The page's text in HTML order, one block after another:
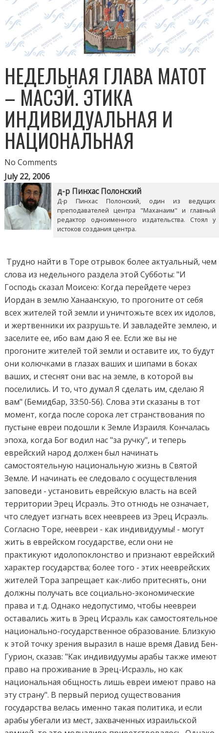
НЕДЕЛЬНАЯ ГЛАВА МАТОТ
– МАСЭЙ. ЭТИКА
ИНДИВИДУАЛЬНАЯ И
НАЦИОНАЛЬНАЯ
No Comments
July 22, 2006
д-р Пинхас Полонский
Д-р Пинхас Полонский, один из ведущих
преподавателей центра "Маханаим" и главный
редактор одноименного издательства. Стоял у
истоков создания центра.
Трудно найти в Торе отрывок более актуальный, чем
слова из недельного раздела этой Субботы: "И
Господь сказал Моисею: Когда перейдете через
Иордан в землю Ханаанскую, то прогоните от себя
всех жителей той земли и уничтожьте всех их идолов,
и жертвенники их разрушьте. И завладейте землею, и
заселите ее, ибо вам даю Я ее. Если же вы не
прогоните жителей той земли и оставите их, то будут
они колючками в глазах ваших и шипами в боках
ваших, и стеснят они вас на земле, в которой вы
поселились. И то, что думал Я сделать им, сделаю Я
вам" (Бемидбар, 33:50-56). Слова эти сказаны в тот
момент, когда после сорока лет странствования по
пустыне евреи подошли к Земле Израиля. Кончалась
эпоха, когда Бог водил нас "за ручку", и теперь
еврейский народ должен был начинать
самостоятельную национальную жизнь в Святой
Земле. И начинать ее следовало с осуществления
заповеди - установить еврейскую власть на всей
территории Эрец Исраэль. Это отнюдь не означает,
что следует изгнать всех неевреев из Эрец Исраэль.
Согласно Торе, неевреи - как индивидуумы! - могут
жить в еврейском государстве, если они не
практикуют идолопоклонство и признают еврейский
характер государства; более того - этих нееврейских
жителей Тора запрещает как-либо притеснять, они
должны получать все социально-экономические
права и т.д. Однако недопустимо, чтобы неевреи
оставались жить в Эрец Исраэль как самостоятельное
национально-государственное образование. Близкую
к этой точку зрения выразил в наше время Давид Бен-
Гурион, сказав: "Как индивидуумы арабы также имеют
право на проживание в Эрец-Исраэль, но как
национальная общность лишь евреи имеют право на
эту страну". В первый период существования
государства велась именно такая политика, и если
арабы убегали из мест, захваченных израильской